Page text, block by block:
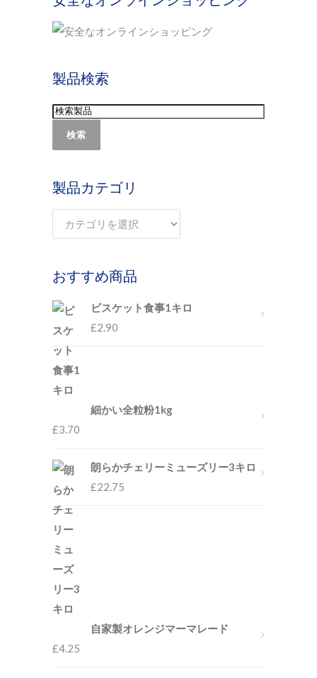
製品検索
検索
製品カテゴリ
おすすめ商品
ビスケット食事1キロ
£2.90
細かい全粒粉1kg
£3.70
朗らかチェリーミューズリー3キロ
£22.75
自家製オレンジマーマレード
£4.25